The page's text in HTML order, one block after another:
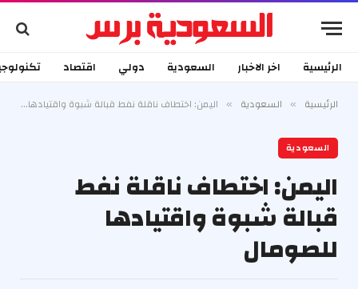
الرئيسية اخر الاخبار السعودية دولي اقتصاد
الرئيسية » السعودية » اليمن: اختطاف ناقلة نفط قبالة شبوة واقتيادها للصومال
السعودية
اليمن: اختطاف ناقلة نفط
قبالة شبوة واقتيادها
للصومال